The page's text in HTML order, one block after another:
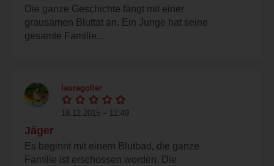
Die ganze Geschichte fängt mit einer
grausamen Bluttat an. Ein Junge hat seine
gesamte Familie...
lauragoller
18.12.2015 – 12:49
Jäger
Es beginnt mit einem Blutbad, die ganze
Familie ist erschossen worden. Die